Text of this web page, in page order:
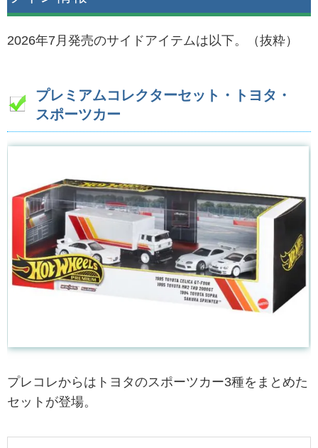
2026年7月発売のサイドアイテムは以下。（抜粋）
プレミアムコレクターセット・トヨタ・
スポーツカー
プレコレからはトヨタのスポーツカー3種をまとめた
セットが登場。